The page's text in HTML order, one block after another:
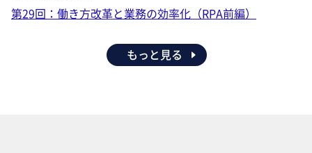
第29回：働き方改革と業務の効率化（RPA前編）
もっと見る